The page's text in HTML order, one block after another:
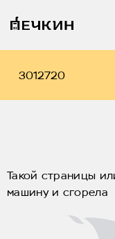
Такой страницы
машину и сгорела